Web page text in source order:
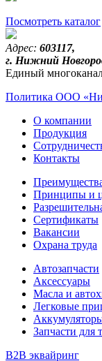
Посмотреть каталог
Адрес: 603117,
г. Нижний
Единый
Политика ООО
О компании
Продукция
Контакты
Принципы и
Сертификаты
Вакансии
Охрана труда
Автозапчасти
Аксессуары
Масла и
Легковые
Запчасти для
B2B эквайринг